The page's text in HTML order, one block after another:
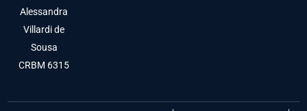
Alessandra
Villardi de
Sousa
CRBM 6315